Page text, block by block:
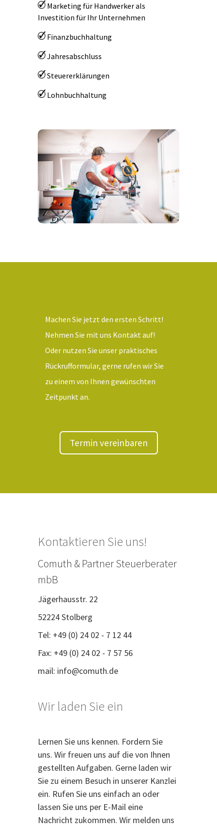
Marketing für Handwerker als
Investition für Ihr Unternehmen
Finanzbuchhaltung
Jahresabschluss
Steuererklärungen
Lohnbuchhaltung
Machen Sie jetzt den ersten Schritt!
Nehmen Sie mit uns Kontakt auf!
Oder nutzen Sie unser praktisches
Rückrufformular, gerne rufen wir Sie
zu einem von Ihnen gewünschten
Zeitpunkt an.
Termin vereinbaren
Kontaktieren Sie uns!
Comuth & Partner Steuerberater
mbB
Jägerhausstr. 22
52224 Stolberg
Tel: +49 (0) 24 02 - 7 12 44
Fax: +49 (0) 24 02 - 7 57 56
mail: info@comuth.de
Wir laden Sie ein
Lernen Sie uns kennen. Fordern Sie
uns. Wir freuen uns auf die von Ihnen
gestellten Aufgaben. Gerne laden wir
Sie zu einem Besuch in unserer Kanzlei
ein. Rufen Sie uns einfach an oder
lassen Sie uns per E-Mail eine
Nachricht zukommen. Wir melden uns